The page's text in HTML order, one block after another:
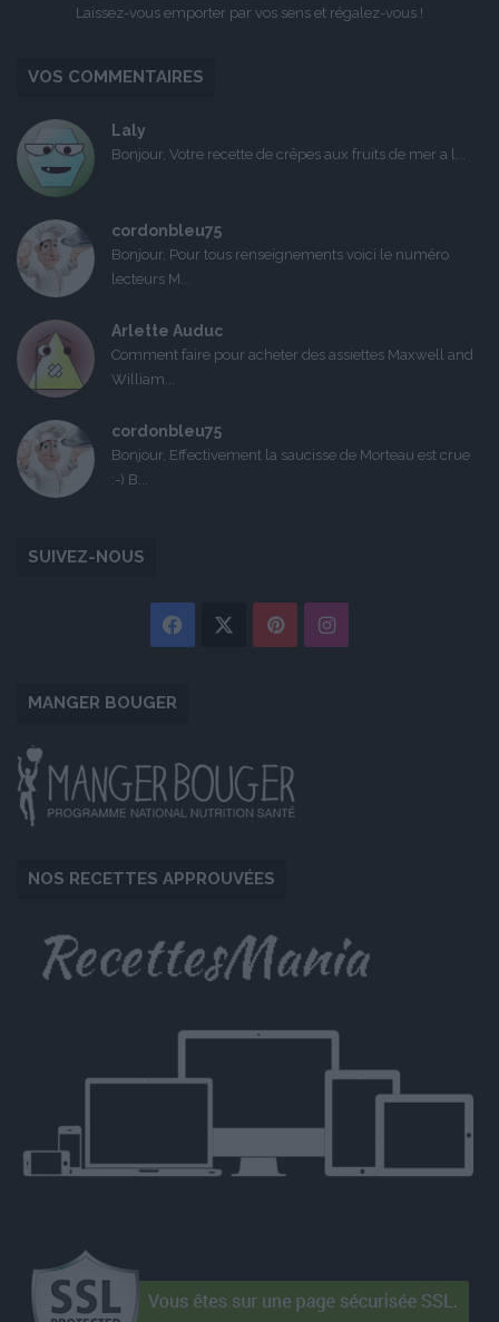
Laissez-vous emporter par vos sens et régalez-vous !
VOS COMMENTAIRES
Laly
Bonjour, Votre recette de crêpes aux fruits de mer a l...
cordonbleu75
Bonjour, Pour tous renseignements voici le numéro
lecteurs M...
Arlette Auduc
Comment faire pour acheter des assiettes Maxwell and
William...
cordonbleu75
Bonjour, Effectivement la saucisse de Morteau est crue
:-) B...
SUIVEZ-NOUS
Facebook PinterestInstagram
MANGER BOUGER
NOS RECETTES APPROUVÉES